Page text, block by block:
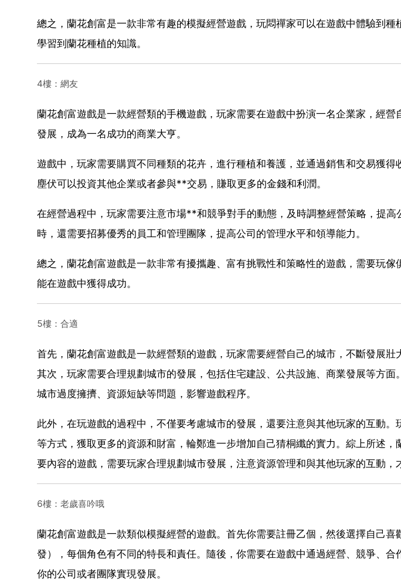
總之，蘭花創富是一款非常有趣的模擬經營遊戲，玩悶禪家可以在遊戲中體驗到
學習到蘭花種植的知識。
4樓：網友
蘭花創富遊戲是一款經營類的手機遊戲，玩家需要在遊戲中扮演一名企業家，經
發展，成為一名成功的商業大亨。
遊戲中，玩家需要購買不同種類的花卉，進行種植和養護，並通過銷售和交易獲
塵伏可以投資其他企業或者參與**交易，賺取更多的金錢和利潤。
在經營過程中，玩家需要注意市場**和競爭對手的動態，及時調整經營策略，提高
時，還需要招募優秀的員工和管理團隊，提高公司的管理水平和領導能力。
總之，蘭花創富遊戲是一款非常有擾攜趣、富有挑戰性和策略性的遊戲，需要玩
能在遊戲中獲得成功。
5樓：合適
首先，蘭花創富遊戲是一款經營類的遊戲，玩家需要經營自己的城市，不斷發展
其次，玩家需要合理規劃城市的發展，包括住宅建設、公共設施、商業發展等方
城市過度擁擠、資源短缺等問題，影響遊戲程序。
此外，在玩遊戲的過程中，不僅要考慮城市的發展，還要注意與其他玩家的互動
等方式，獲取更多的資源和財富，輪鄭進一步增加自己猜桐纖的實力。綜上所述
要內容的遊戲，需要玩家合理規劃城市發展，注意資源管理和與其他玩家的互動，
6樓：老歲喜吟哦
蘭花創富遊戲是一款類似模擬經營的遊戲。首先你需要註冊乙個，然後選擇自己
發），每個角色有不同的特長和責任。隨後，你需要在遊戲中通過經營、競爭、
你的公司或者團隊實現發展。